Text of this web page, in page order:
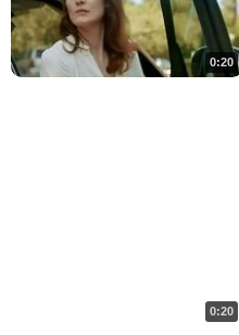
0:20
0:20